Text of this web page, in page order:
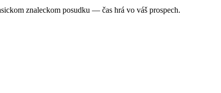
znaleckom posudku — čas hrá vo váš prospech.